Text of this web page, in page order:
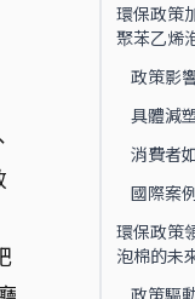
環保政策
聚苯乙烯
政策影
具體減
消費者
國際案
環保政策
泡棉的未
政策驅